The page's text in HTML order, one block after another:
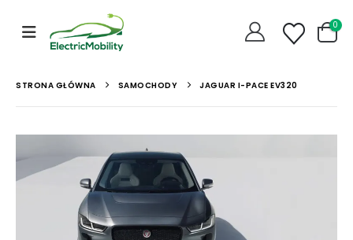
0
STRONA GŁÓWNA SAMOCHODY JAGUAR I-PACE EV320